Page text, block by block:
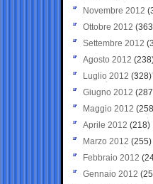
Novembre 2012
Ottobre 2012
Settembre 2012
Agosto 2012
Luglio 2012 (328)
Giugno 2012
Maggio 2012
Aprile 2012 (218)
Marzo 2012 (255)
Febbraio 2012
Gennaio 2012